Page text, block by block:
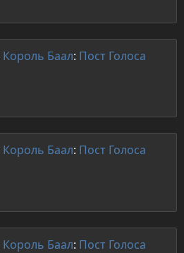
Король Баал: Пост Голоса
Король Баал: Пост Голоса
Король Баал: Пост Голоса